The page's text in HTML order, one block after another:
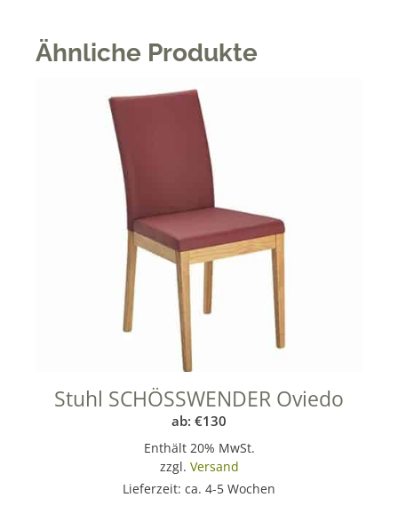
Ähnliche Produkte
Stuhl SCHÖSSWENDER Oviedo
ab: €130
Enthält 20% MwSt.
zzgl. Versand
Lieferzeit: ca. 4-5 Wochen